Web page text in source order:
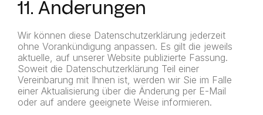
11. Änderungen
Wir können diese Datenschutzerklärung jederzeit
ohne Vorankündigung anpassen. Es gilt die jeweils
aktuelle, auf unserer Website publizierte Fassung.
Soweit die Datenschutzerklärung Teil einer
Vereinbarung mit Ihnen ist, werden wir Sie im Falle
einer Aktualisierung über die Änderung per E-Mail
oder auf andere geeignete Weise informieren.